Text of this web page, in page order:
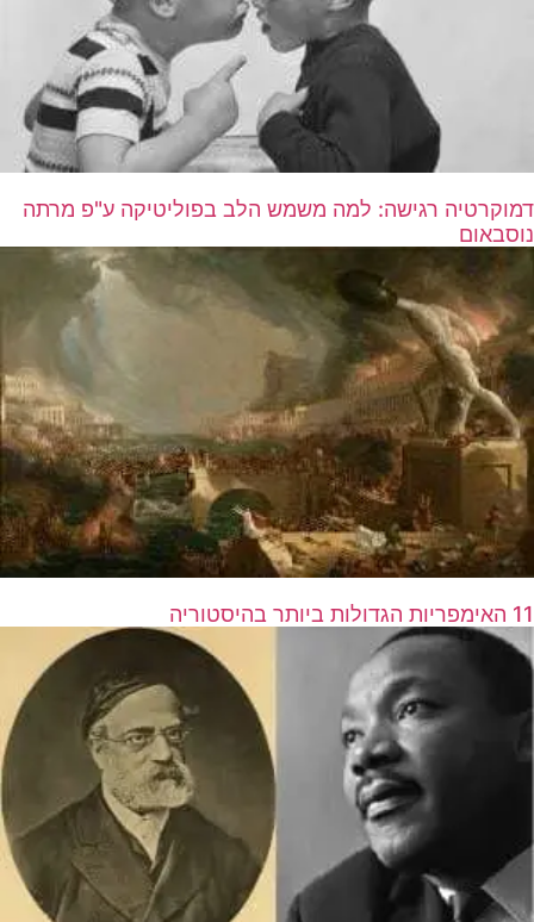
דמוקרטיה רגישה: למה משמש הלב בפוליטיקה ע"פ מרתה
נוסבאום
11 האימפריות הגדולות ביותר בהיסטוריה